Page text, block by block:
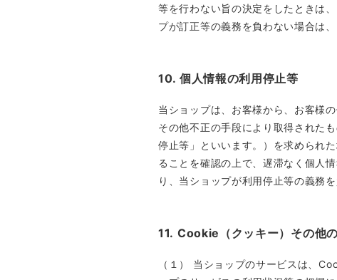
等を行わない旨の決定をしたときは
プが訂正等の義務を負わない場合は
10. 個人情報の利用停止等
当ショップは、お客様から、お客様
その他不正の手段により取得された
停止等」といいます。）を求められ
ることを確認の上で、遅滞なく個人
り、当ショップが利用停止等の義務
11. Cookie（クッキー）その他
（１） 当ショップのサービスは、